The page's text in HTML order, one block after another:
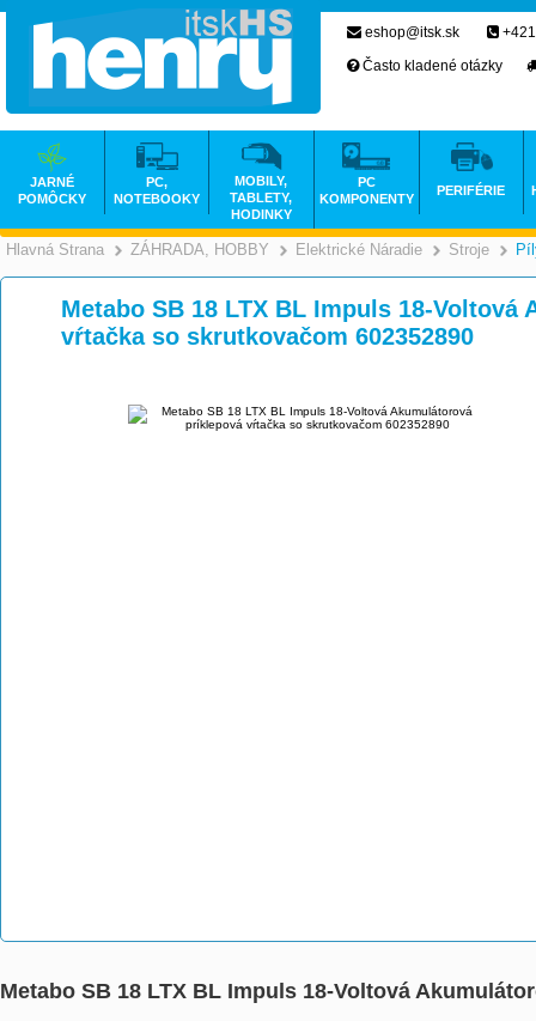
Hlavná Strana >
ZÁHRADA, HOBBY >
Elektrické Náradie Stroje
Metabo SB 18 LTX BL Impuls 18-
vŕtačka so skrutkovačom 602352890
Metabo SB 18 LTX BL Impuls 18-Voltová
eshop@itsk.sk
Často kladené otázky
JARNÉ
POMÔCKY
PC,
NOTEBOOKY
MOBILY,
TABLETY,
HODINKY
PC
KOMPONENTY
PERIFÉRIE